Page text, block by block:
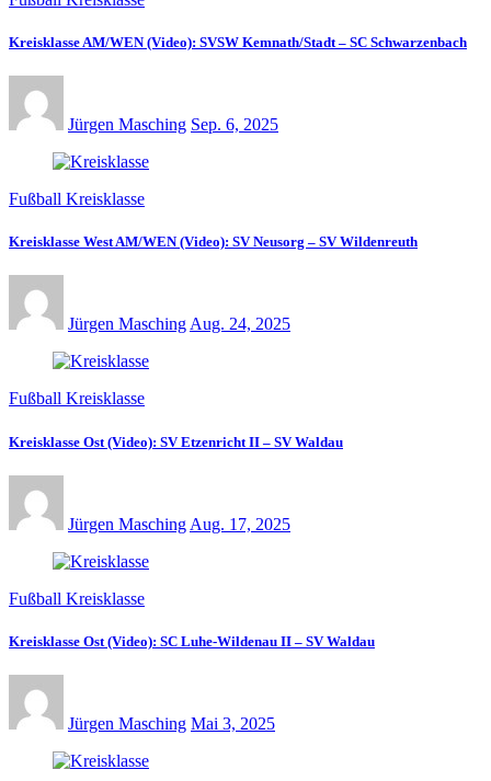
Kreisklasse AM/WEN (Video): SVSW Kemnath/Stadt – SC Schwarzenbach
Jürgen Masching Sep. 6, 2025
Fußball Kreisklasse
Kreisklasse West AM/WEN (Video): SV Neusorg – SV Wildenreuth
Jürgen Masching Aug. 24, 2025
Fußball Kreisklasse
Kreisklasse Ost (Video): SV Etzenricht II – SV Waldau
Jürgen Masching Aug. 17, 2025
Fußball Kreisklasse
Kreisklasse Ost (Video): SC Luhe-Wildenau II – SV Waldau
Jürgen Masching Mai 3, 2025